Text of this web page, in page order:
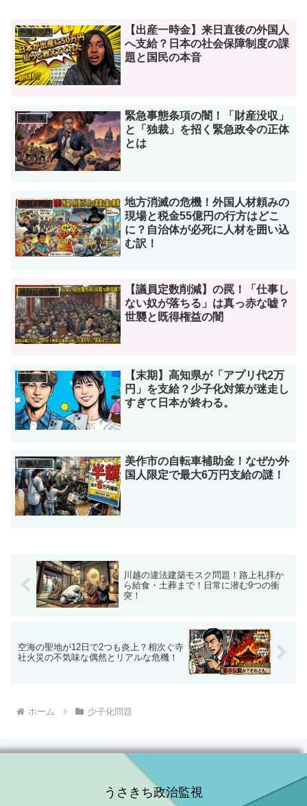
外国人問題
【出産一時金】来日直後の外国人
へ支給？日本の社会保障制度の課
題と国民の本音
最新記事
緊急事態条項の闇！「財産没収」
と「独裁」を招く緊急政令の正体
とは
外国人問題
地方消滅の危機！外国人材頼みの
現場と税金55億円の行方はどこ
に？自治体が必死に人材を囲い込
む訳！
政治と金問題
【議員定数削減】の罠！「仕事し
ない奴が落ちる」は真っ赤な嘘？
世襲と既得権益の闇
最新記事
【末期】高知県が「アプリ代2万
円」を支給？少子化対策が迷走し
すぎて日本が終わる。
外国人問題
美作市の自転車補助金！なぜか外
国人限定で最大6万円支給の謎！
川越の違法建築モスク問題！路上礼拝か
ら給食・土葬まで！日常に潜む9つの衝
突！
空海の聖地が12日で2つも炎上？相次ぐ寺
社火災の不気味な偶然とリアルな危機！
ホーム 少子化問題
うさきち政治監視